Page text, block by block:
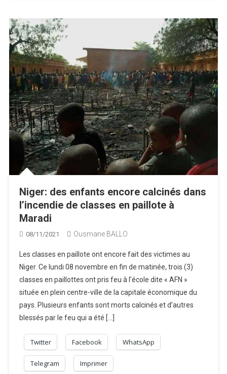
Niger: des enfants encore calcinés dans
l’incendie de classes en paillote à
Maradi
08/11/2021 Ousmane BALLO
Les classes en paillote ont encore fait des victimes au
Niger. Ce lundi 08 novembre en fin de matinée, trois (3)
classes en paillottes ont pris feu à l’école dite « AFN »
située en plein centre-ville de la capitale économique du
pays. Plusieurs enfants sont morts calcinés et d’autres
blessés par le feu qui a été […]
Twitter Facebook WhatsApp
Telegram Imprimer